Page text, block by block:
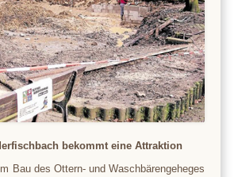
bekommt eine Attraktion
Bau des Ottern- und Waschbärengeheges